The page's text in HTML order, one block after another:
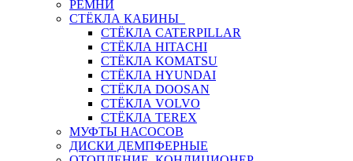
РЕМНИ
СТЁКЛА КАБИНЫ
СТЁКЛА CATERPILLAR
СТЁКЛА HITACHI
СТЁКЛА KOMATSU
СТЁКЛА HYUNDAI
СТЁКЛА DOOSAN
СТЁКЛА VOLVO
СТЁКЛА TEREX
МУФТЫ НАСОСОВ
ДИСКИ ДЕМПФЕРНЫЕ